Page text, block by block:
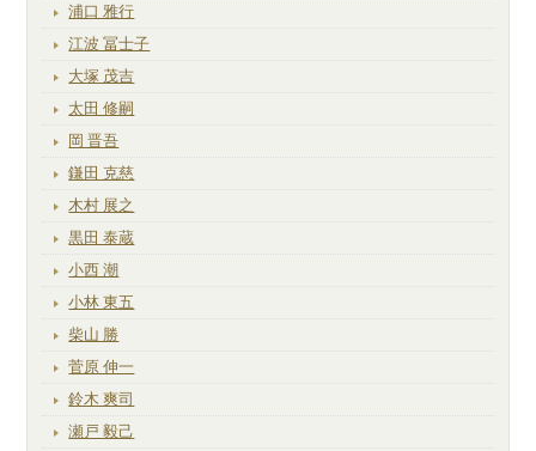
浦口 雅行
江波 冨士子
大塚 茂吉
太田 修嗣
岡 晋吾
鎌田 克慈
木村 展之
黒田 泰蔵
小西 潮
小林 東五
柴山 勝
菅原 伸一
鈴木 爽司
瀬戸 毅己